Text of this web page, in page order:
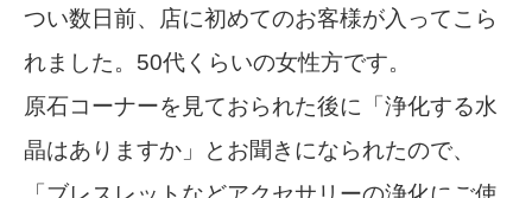
つい数日前、店に初めてのお客様が入ってこら
れました。50代くらいの女性方です。
原石コーナーを見ておられた後に「浄化する水
晶はありますか」とお聞きになられたので、